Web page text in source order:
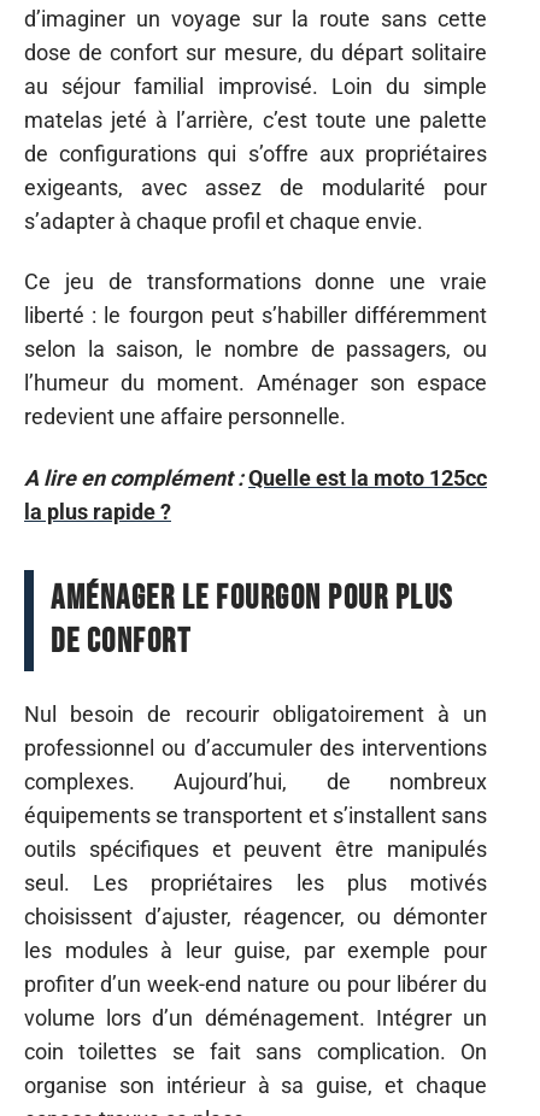
d’imaginer un voyage sur la route sans cette
dose de confort sur mesure, du départ solitaire
au séjour familial improvisé. Loin du simple
matelas jeté à l’arrière, c’est toute une palette
de configurations qui s’offre aux propriétaires
exigeants, avec assez de modularité pour
s’adapter à chaque profil et chaque envie.
Ce jeu de transformations donne une vraie
liberté : le fourgon peut s’habiller différemment
selon la saison, le nombre de passagers, ou
l’humeur du moment. Aménager son espace
redevient une affaire personnelle.
A lire en complément :Quelle est la moto 125cc
la plus rapide ?
Aménager le fourgon pour plus
de confort
Nul besoin de recourir obligatoirement à un
professionnel ou d’accumuler des interventions
complexes. Aujourd’hui, de nombreux
équipements se transportent et s’installent sans
outils spécifiques et peuvent être manipulés
seul. Les propriétaires les plus motivés
choisissent d’ajuster, réagencer, ou démonter
les modules à leur guise, par exemple pour
profiter d’un week-end nature ou pour libérer du
volume lors d’un déménagement. Intégrer un
coin toilettes se fait sans complication. On
organise son intérieur à sa guise, et chaque